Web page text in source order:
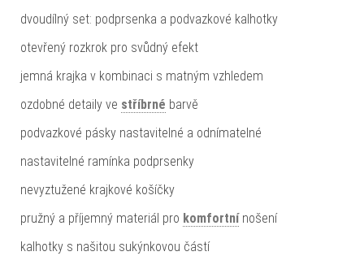
dvoudílný set: podprsenka a podvazkové kalhotky
otevřený rozkrok pro svůdný efekt
jemná krajka v kombinaci s matným vzhledem
ozdobné detaily ve stříbrné barvě
podvazkové pásky nastavitelné a odnímatelné
nastavitelné ramínka podprsenky
nevyztužené krajkové košíčky
pružný a příjemný materiál pro komfortnínošení
kalhotky s našitou sukýnkovou částí